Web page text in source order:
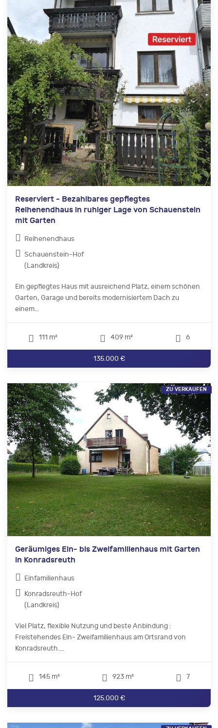
Reserviert - Bezahlbares gepflegtes
Reihenendhaus in ruhiger Lage von Schauenstein
mit Garten
Reihenendhaus
Schauenstein-Hof
(Landkreis)
Ein gepflegtes Haus mit ausreichend Platz, einem schönen
Garten, Garage und bereits modernisiertem Dach zu
einem...
111 m² 409 m² 6
135.000 €
Geräumiges Ein- bis Zweifamilienhaus mit Garten
in Konradsreuth
Einfamilienhaus
Konradsreuth-Hof
(Landkreis)
Viel Platz, flexible Nutzung und beste Anbindung :
Freistehendes Ein- Zweifamilienhaus am Ortsrand von
Konradsreuth....
145 m² 923 m² 7
125.000 €
ZU VERKAUFEN